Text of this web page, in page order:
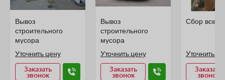
Вывоз
строительного
мусора
Уточнить цену
Заказать
звонок
Вывоз
строительного
мусора
Уточнить цену
Заказать
звонок
Сбор
Уточнить
Заказать
звонок